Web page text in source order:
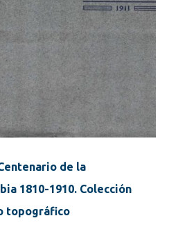
de la
1810-1910. Colección
topográfico